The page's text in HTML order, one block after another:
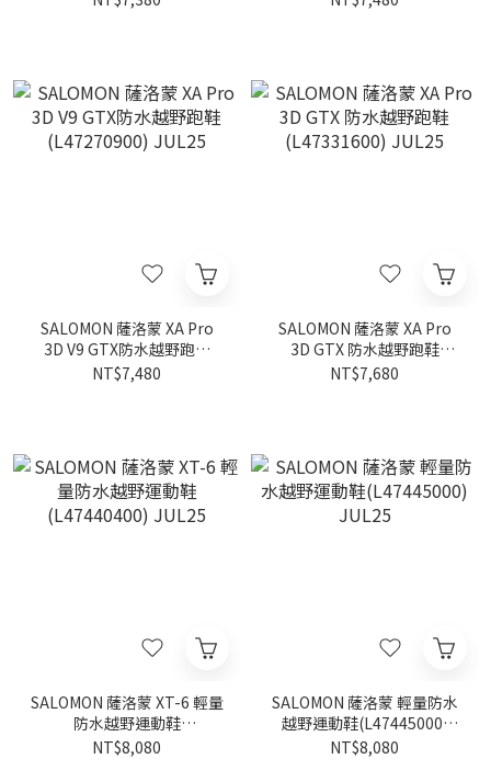
SALOMON 薩洛蒙 XA Pro
3D V9 GTX防水越野跑鞋
(L47270900) JUL25
NT$7,480
SALOMON 薩洛蒙 XA Pro
3D GTX 防水越野跑鞋
(L47331600) JUL25
NT$7,680
SALOMON 薩洛蒙 XT-6 輕量
防水越野運動鞋
(L47440400) JUL25
NT$8,080
SALOMON 薩洛蒙 輕量防水
越野運動鞋(L47445000)
JUL25
NT$8,080